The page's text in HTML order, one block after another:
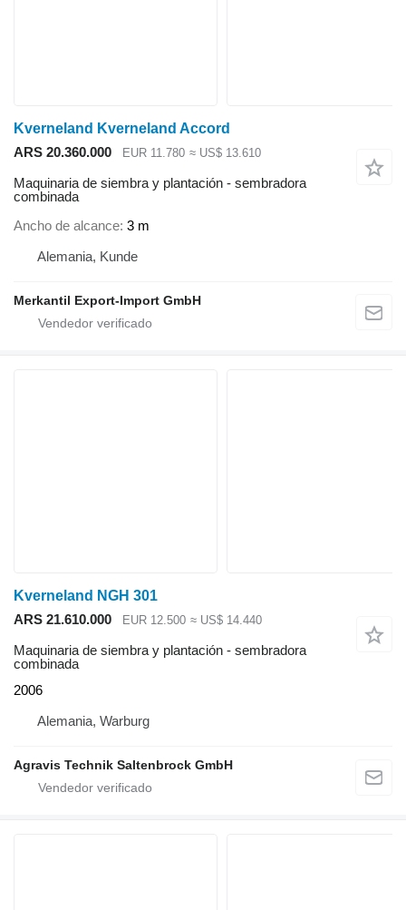
Kverneland Kverneland Accord
ARS 20.360.000
EUR 11.780 ≈ US$ 13.610
Maquinaria de siembra y plantación - sembradora
combinada
Ancho de alcance 3 m
Alemania, Kunde
Merkantil Export-Import GmbH
Kverneland NGH 301
ARS 21.610.000
EUR 12.500 ≈ US$ 14.440
Maquinaria de siembra y plantación - sembradora
combinada
2006
Alemania, Warburg
Agravis Technik Saltenbrock GmbH